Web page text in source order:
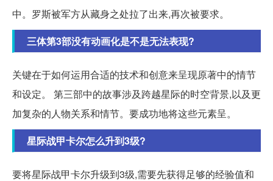
中。罗斯被军方从藏身之处拉了出来,再次被要求。
三体第3部没有动画化是不是无法表现?
关键在于如何运用合适的技术和创意来呈现原著中的情节
和设定。 第三部中的故事涉及跨越星际的时空背景,以及更
加复杂的人物关系和情节。要成功地将这些元素呈。
星际战甲卡尔怎么升到3级?
要将星际战甲卡尔升级到3级,需要先获得足够的经验值和